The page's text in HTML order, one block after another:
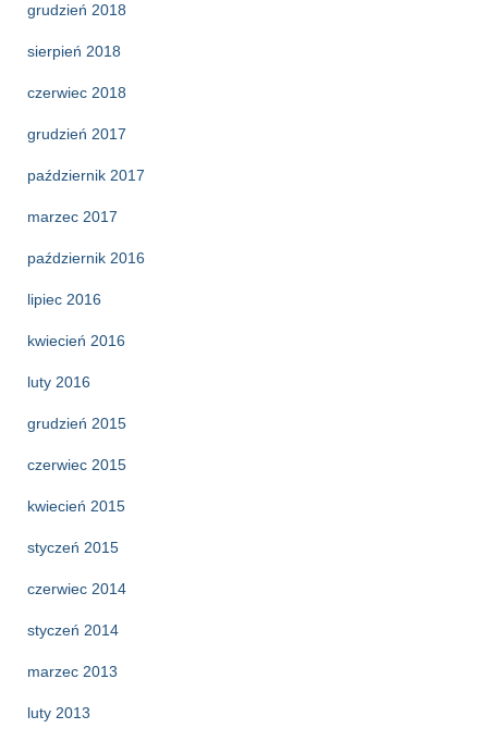
grudzień 2018
sierpień 2018
czerwiec 2018
grudzień 2017
październik 2017
marzec 2017
październik 2016
lipiec 2016
kwiecień 2016
luty 2016
grudzień 2015
czerwiec 2015
kwiecień 2015
styczeń 2015
czerwiec 2014
styczeń 2014
marzec 2013
luty 2013